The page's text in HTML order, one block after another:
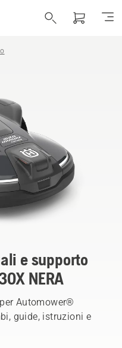
e supporto
NERA
Automower®
guide, istruzioni e